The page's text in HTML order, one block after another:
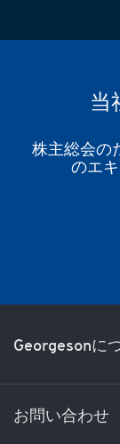
当
株主総会の
のエ
Georgesonに
経営陣の紹介
お問い合わせ